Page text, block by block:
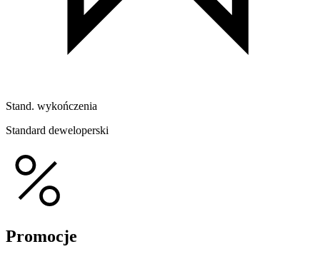
Stand. wykończenia
Standard deweloperski
Promocje